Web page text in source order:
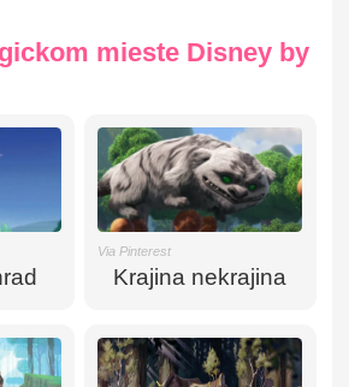
mieste Disney by
Via Pinterest
Krajina nekrajina